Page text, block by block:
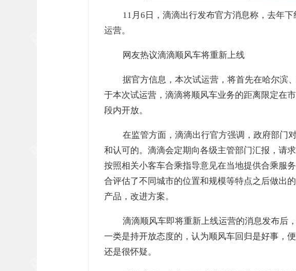
11月6日，滴滴出行发布官方消息称，去年
运营。
网友热议滴滴顺风车将重新上线
据官方信息，本次试运营，将首先在哈尔滨
于本次试运营，滴滴将顺风车业务的距离限定在
段内开放。
在监管方面，滴滴出行官方强调，政府部门
和认可的。滴滴会定期向各级主管部门汇报，请
按照相关小客车合乘指导意见在当地提供合乘服
合评估了不同城市的位置和规模等特点之后做出
产品，改进方案。
滴滴顺风车即将重新上线运营的消息发布后
一类是持开放态度的，认为顺风车回归是好事，
还是很怀疑。